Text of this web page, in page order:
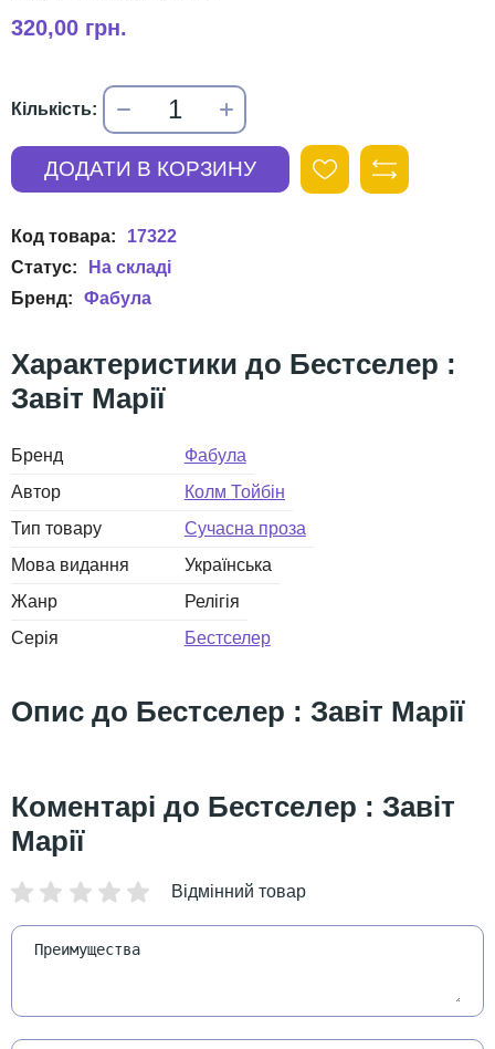
320,00 грн.
17322
Фабула
Бестселер :
Завіт Марії
Бренд
Фабула
Автор
Колм Тойбін
Тип товару
Сучасна проза
Мова видання
Українська
Жанр
Релігія
Серія
Бестселер
Бестселер : Завіт Марії
Бестселер : Завіт
Марії